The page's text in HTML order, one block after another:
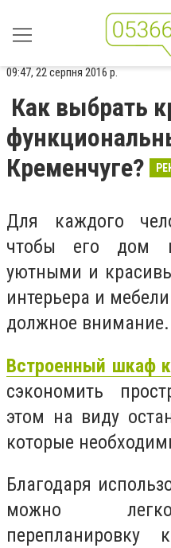
09:47, 22 серпня 2016 р.
Как выбрать
Кременчуге?
Для каждого
чтобы его дом
уютными и
интерьера и
должное внимание.
Встроенный шкаф
сэкономить
этом на виду
которые
Благодаря
можно
перепланировку